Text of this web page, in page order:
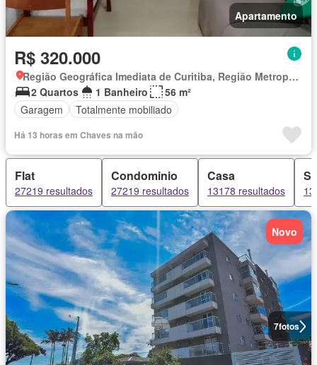
Apartamento
R$ 320.000
Região Geográfica Imediata de Curitiba, Região Metropolitana de Curitiba
2 Quartos
1 Banheiro
56 m²
Garagem
Totalmente mobiliado
Há 13 horas em Chaves na mão
Flat
27219 resultados
Condominio
27219 resultados
Casa
13178 resultados
7fotos
Novo